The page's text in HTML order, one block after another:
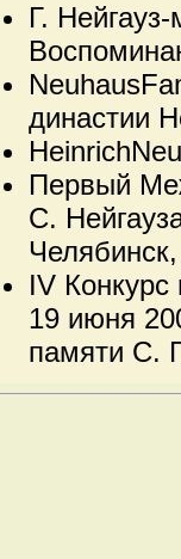
Г.
династии
Первый
С.
IV
19 июня
памяти С.